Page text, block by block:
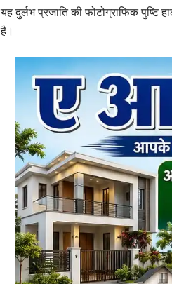
यह दुर्लभ प्रजाति की फोटोग्राफिक
है।